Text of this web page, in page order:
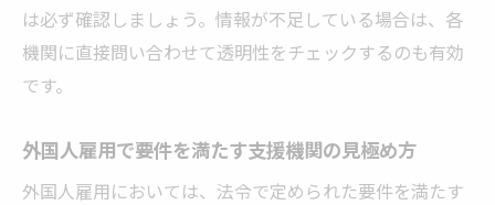
は必ず確認しましょう。情報が不足している場合は、各
機関に直接問い合わせて透明性をチェックするのも有効
です。
外国人雇用で要件を満たす支援機関の見極め方
外国人雇用においては、法令で定められた要件を満たす